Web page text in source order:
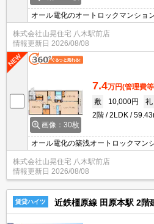
オール電化のオートロックマンショ
ターネット無料！設備充実！
株式会社山晃住宅 八木駅前店
情報更新日 2026/08/08
画像：30枚
7.4万円(管理費
敷
10,000円 礼
2階
2LDK
オール電化の築浅オートロックマン
株式会社山晃住宅 八木駅前店
情報更新日 2026/08/08
賃貸ハイツ 近鉄橿原線 田原本駅 2階